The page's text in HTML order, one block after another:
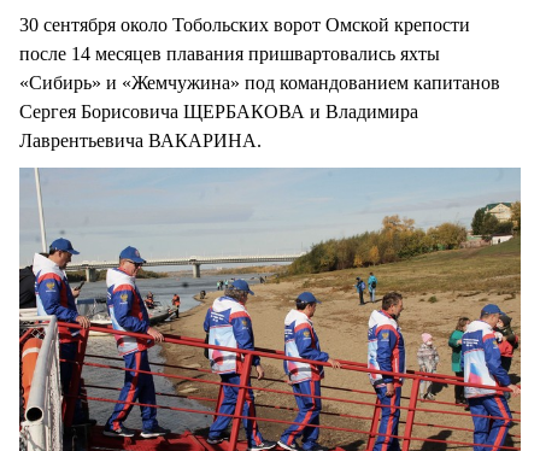
30 сентября около Тобольских ворот Омской крепости
после 14 месяцев плавания пришвартовались яхты
«Сибирь» и «Жемчужина» под командованием капитанов
Сергея Борисовича ЩЕРБАКОВА и Владимира
Лаврентьевича ВАКАРИНА.